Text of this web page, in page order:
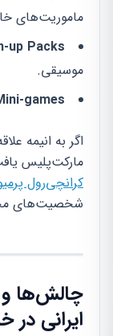
ماموریت‌های
up Packs:
موسیقی.
games:
اگر به انیمه
مارکت‌پلیس
کرانچی‌رول
شخصیت‌های
چالش‌ها و
ایرانی در